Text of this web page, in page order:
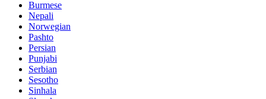
Burmese
Nepali
Norwegian
Pashto
Persian
Punjabi
Serbian
Sesotho
Sinhala